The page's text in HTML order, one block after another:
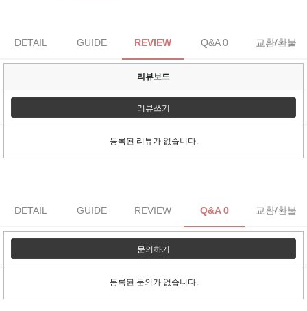
DETAIL GUIDE REVIEW Q&A 0 교환/환불
리뷰보드
리뷰쓰기
등록된 리뷰가 없습니다.
DETAIL GUIDE REVIEW Q&A 0 교환/환불
문의하기
등록된 문의가 없습니다.